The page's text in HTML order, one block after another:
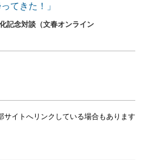
てきた！」
記念対談（文春オンライン
サイトへリンクしている場合もあります